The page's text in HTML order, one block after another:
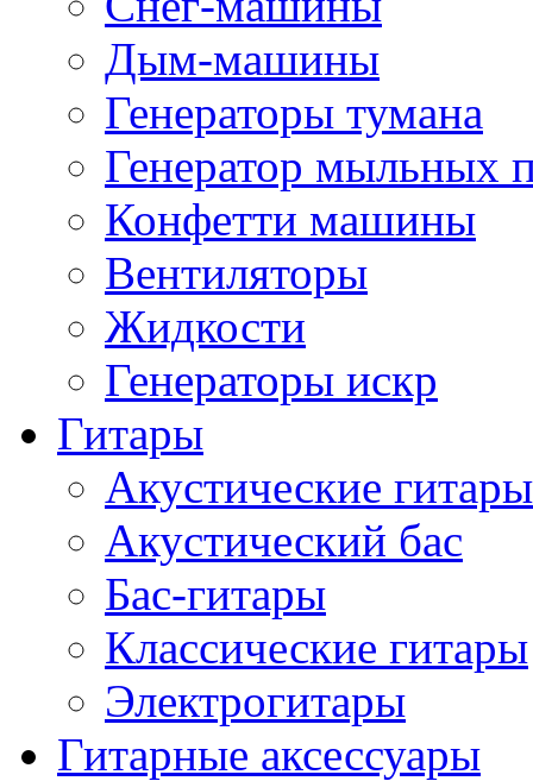
Дым-машины
Генераторы тумана
Генератор мыльных
Конфетти машины
Вентиляторы
Жидкости
Генераторы искр
Гитары
Акустические гитары
Акустический бас
Бас-гитары
Классические гитары
Электрогитары
Гитарные аксессуары